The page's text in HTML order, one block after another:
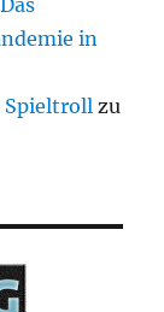
in
Spieltroll zu